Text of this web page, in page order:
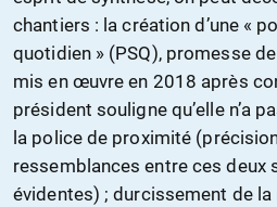
chantiers : la création d’une «
quotidien » (PSQ), promesse
mis en œuvre en 2018 après
président souligne qu’elle n’a
la police de proximité
ressemblances entre ces deux
évidentes) ; durcissement de la